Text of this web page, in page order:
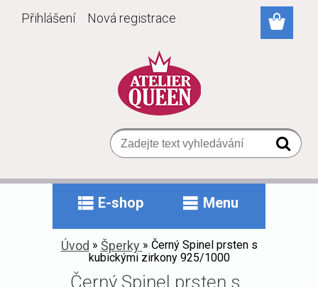
Přihlášení Nová registrace
E-shop Menu
Úvod » Šperky » Černý Spinel prsten s
kubickými zirkony 925/1000
Černý Spinel prsten s